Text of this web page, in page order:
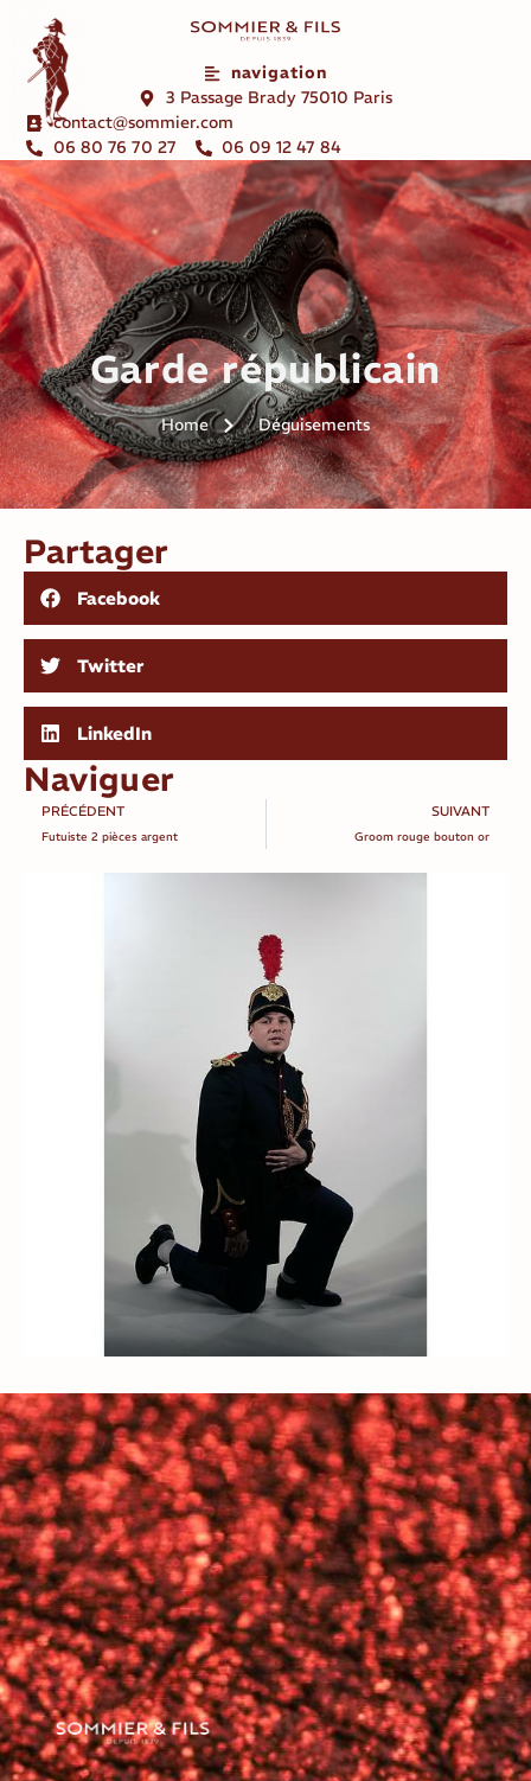
navigation
3 Passage Brady 75010 Paris
contact@sommier.com
06 80 76 70 27
06 09 12 47 84
Garde républicain
Home Déguisements
Partager
Facebook
Twitter
LinkedIn
Naviguer
PRÉCÉDENT
Futuiste 2 pièces argent
SUIVANT
Groom rouge bouton or